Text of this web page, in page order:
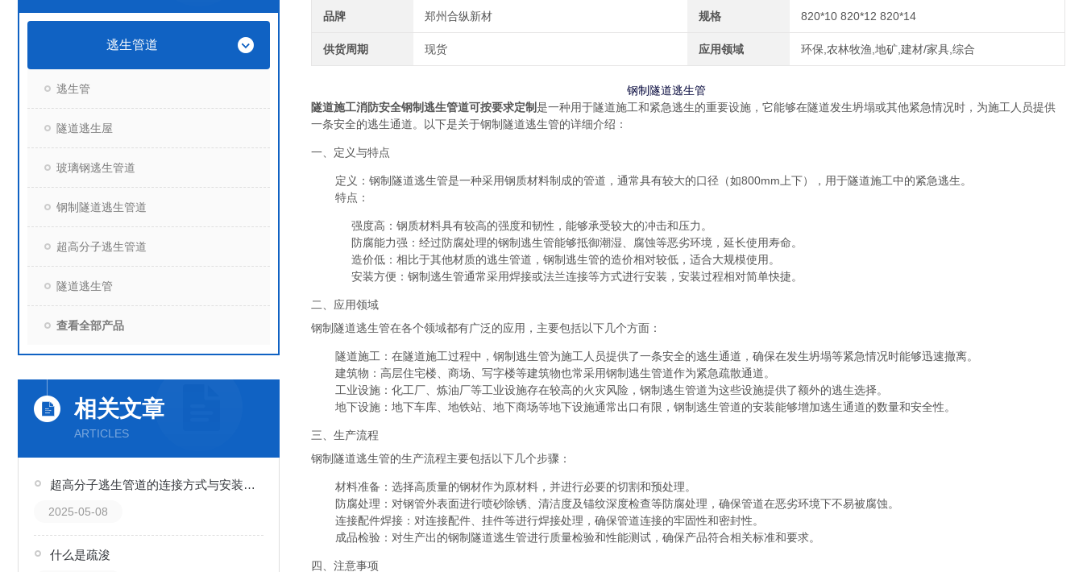
品牌 郑州合纵新材 规格 820*10 820*12 820*14
供货周期 现货 应用领域 环保,农林牧渔,地矿,建材/家具,综合
钢制隧道逃生管
隧道施工消防安全钢制逃生管道可按要求定制是一种用于隧道施工和紧急逃生的重要设施，它能够在隧道发生坍塌或其他紧急情况时，为施工人员提供
一条安全的逃生通道。以下是关于钢制隧道逃生管的详细介绍：
一、定义与特点
定义 ：钢制隧道逃生管是一种采用钢质材料制成的管道，通常具有较大的口径（如800mm上下），用于隧道施工中的紧急逃生。
特点 ：
强度高 ：钢质材料具有较高的强度和韧性，能够承受较大的冲击和压力。
防腐能力强 ：经过防腐处理的钢制逃生管能够抵御潮湿、腐蚀等恶劣环境，延长使用寿命。
造价低 ：相比于其他材质的逃生管道，钢制逃生管的造价相对较低，适合大规模使用。
安装方便 ：钢制逃生管通常采用焊接或法兰连接等方式进行安装，安装过程相对简单快捷。
二、应用领域
钢制隧道逃生管在各个领域都有广泛的应用，主要包括以下几个方面：
隧道施工 ：在隧道施工过程中，钢制逃生管为施工人员提供了一条安全的逃生通道，确保在发生坍塌等紧急情况时能够迅速撤离。
建筑物 ：高层住宅楼、商场、写字楼等建筑物也常采用钢制逃生管道作为紧急疏散通道。
工业设施 ：化工厂、炼油厂等工业设施存在较高的火灾风险，钢制逃生管道为这些设施提供了额外的逃生选择。
地下设施 ：地下车库、地铁站、地下商场等地下设施通常出口有限，钢制逃生管道的安装能够增加逃生通道的数量和安全性。
三、生产流程
钢制隧道逃生管的生产流程主要包括以下几个步骤：
材料准备 ：选择高质量的钢材作为原材料，并进行必要的切割和预处理。
防腐处理 ：对钢管外表面进行喷砂除锈、清洁度及锚纹深度检查等防腐处理，确保管道在恶劣环境下不易被腐蚀。
连接配件焊接 ：对连接配件、挂件等进行焊接处理，确保管道连接的牢固性和密封性。
成品检验 ：对生产出的钢制隧道逃生管进行质量检验和性能测试，确保产品符合相关标准和要求。
四、注意事项
逃生管道
逃生管
隧道逃生屋
玻璃钢逃生管道
钢制隧道逃生管道
超高分子逃生管道
隧道逃生管
查看全部产品
相关文章
ARTICLES
超高分子逃生管道的连接方式与安装技巧
2025-05-08
什么是疏浚